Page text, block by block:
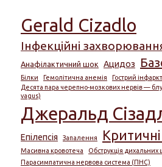
Gerald Cizadlo
Інфекційні
Анафілактичний шок Ацидоз
Білки Гемолітична анемія Гострий
Десята пара черепно-мозкових нервів —
vagus)
Джеральд
Епілепсія Запалення Критичні
Масивна кровотеча Обструкція дихальних
Парасимпатична нервова система (ПНС)